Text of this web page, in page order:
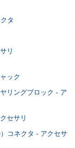
タ
リ
ック
リングブロック - ア
セサリ
コネクタ - アクセサ